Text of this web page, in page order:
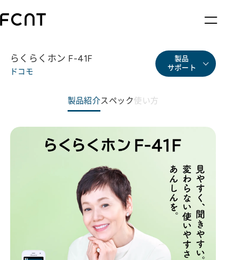
らくらくホン F-41F
ドコモ
製品紹介スペック使い方
製品
サポート